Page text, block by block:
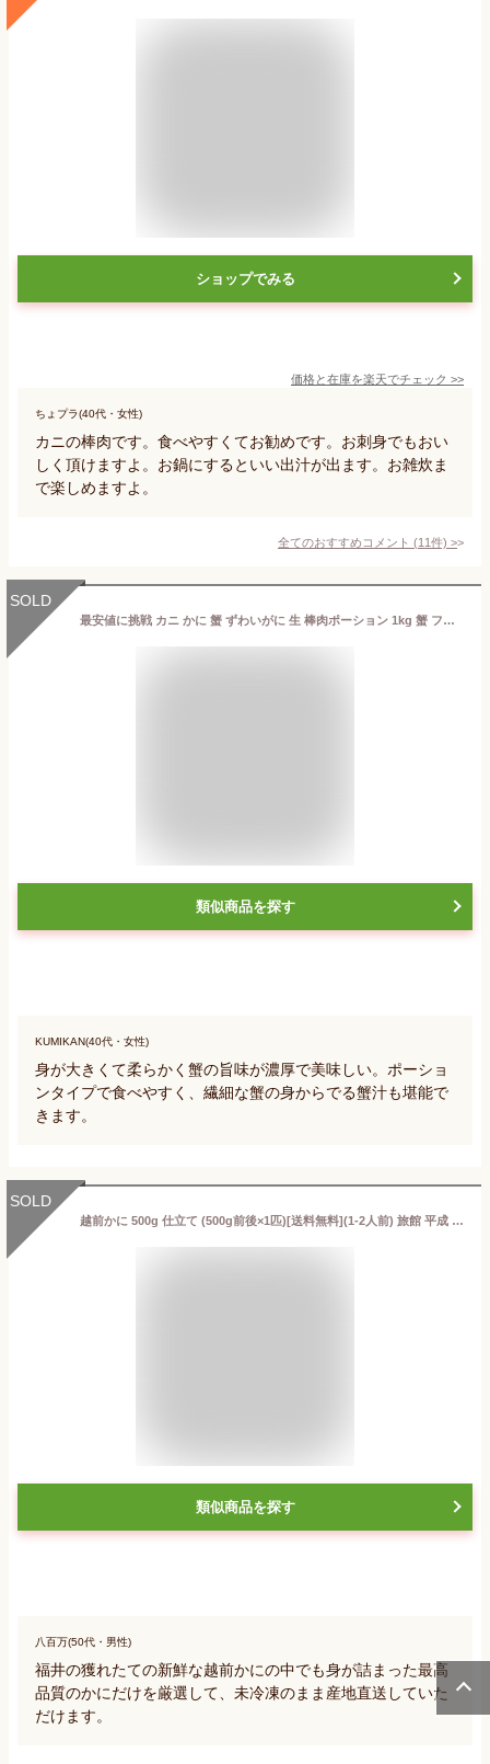
ショップでみる
価格と在庫を楽天でチェック >>
ちょプラ(40代・女性)
カニの棒肉です。食べやすくてお勧めです。お刺身でもおい
しく頂けますよ。お鍋にするといい出汁が出ます。お雑炊ま
で楽しめますよ。
全てのおすすめコメント (11件) >
SOLD
最安値に挑戦 カニ かに 蟹 ずわいがに 生 棒肉ポーション 1kg 蟹 フルポーション 解凍前 2-3人前 ポーション 訳あり むき身 カニしゃぶ 刺身 カニ ポーション カニ 足 ズワイ蟹 送料無料 お歳暮 お中元 ギフト
類似商品を探す
KUMIKAN(40代・女性)
身が大きくて柔らかく蟹の旨味が濃厚で美味しい。ポーショ
ンタイプで食べやすく、繊細な蟹の身からでる蟹汁も堪能で
きます。
SOLD
越前かに 500g 仕立て (500g前後×1匹)[送料無料](1-2人前) 旅館 平成 未冷凍 タグ 茹で 姿 カニ 蟹 ずわい ズワイ ずわいがに ズワイガニ かに鍋 かに 通販 お取り寄せ 越前がに 越前ガニ 専門店 福井 ふるさと納税 ギフト グルメ プレゼント 解禁
類似商品を探す
八百万(50代・男性)
福井の獲れたての新鮮な越前かにの中でも身が詰まった最高
品質のかにだけを厳選して、未冷凍のまま産地直送していた
だけます。